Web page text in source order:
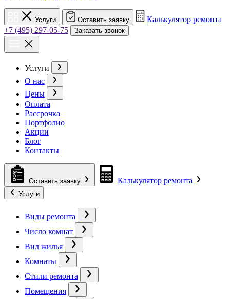
Услуги Оставить заявку
Калькулятор ремонта
+7 (495) 297-05-75
Заказать звонок
Услуги
О нас
Цены
Оплата
Рассрочка
Портфолио
Акции
Блог
Контакты
Оставить заявку Калькулятор ремонта
Услуги
Виды ремонта
Число комнат
Вид жилья
Комнаты
Стили ремонта
Помещения